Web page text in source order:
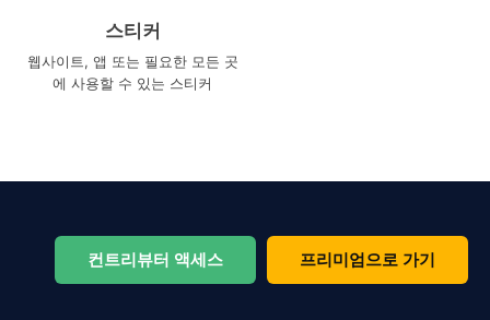
스티커
웹사이트, 앱 또는 필요한 모든 곳
에 사용할 수 있는 스티커
컨트리뷰터 액세스 프리미엄으로 가기